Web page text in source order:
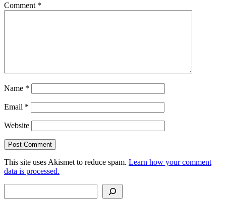
Comment *
Name *
Email *
Website
This site uses Akismet to reduce spam. Learn how your comment
data is processed.